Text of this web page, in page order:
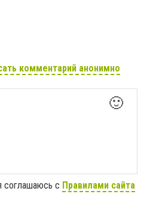
комментарий анонимно
🙂
соглашаюсь с Правилами сайта